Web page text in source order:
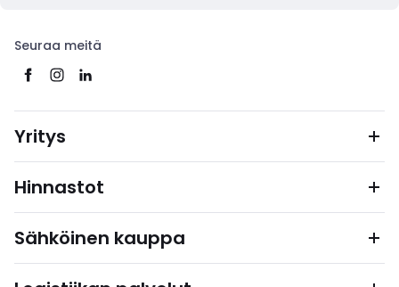
Seuraa meitä
Yritys
Hinnastot
Sähköinen kauppa